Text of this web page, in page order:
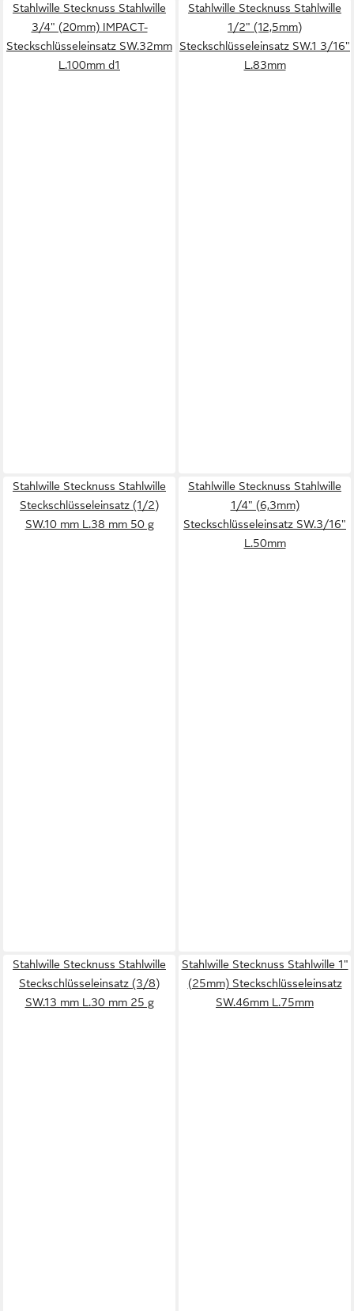
Stahlwille Stecknuss Stahlwille
3/4" (20mm) IMPACT-
Steckschlüsseleinsatz SW.32mm
L.100mm d1
Stahlwille Stecknuss Stahlwille
1/2" (12,5mm)
Steckschlüsseleinsatz SW.1 3/16"
L.83mm
Stahlwille Stecknuss Stahlwille
Steckschlüsseleinsatz (1/2)
SW.10 mm L.38 mm 50 g
Stahlwille Stecknuss Stahlwille
1/4" (6,3mm)
Steckschlüsseleinsatz SW.3/16"
L.50mm
Stahlwille Stecknuss Stahlwille
Steckschlüsseleinsatz (3/8)
SW.13 mm L.30 mm 25 g
Stahlwille Stecknuss Stahlwille 1"
(25mm) Steckschlüsseleinsatz
SW.46mm L.75mm